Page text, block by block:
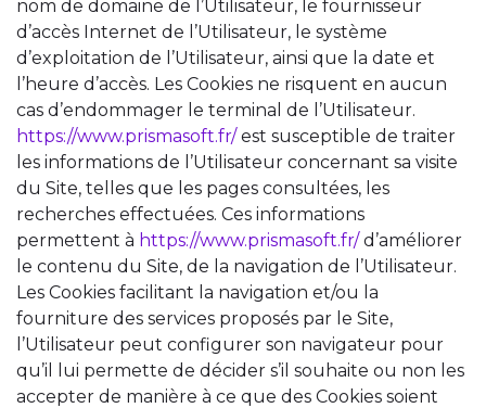
nom de domaine de l’Utilisateur, le fournisseur
d’accès Internet de l’Utilisateur, le système
d’exploitation de l’Utilisateur, ainsi que la date et
l’heure d’accès. Les Cookies ne risquent en aucun
cas d’endommager le terminal de l’Utilisateur.
https://www.prismasoft.fr/est susceptible de traiter
les informations de l’Utilisateur concernant sa visite
du Site, telles que les pages consultées, les
recherches effectuées. Ces informations
permettent à https://www.prismasoft.fr/d’améliorer
le contenu du Site, de la navigation de l’Utilisateur.
Les Cookies facilitant la navigation et/ou la
fourniture des services proposés par le Site,
l’Utilisateur peut configurer son navigateur pour
qu’il lui permette de décider s’il souhaite ou non les
accepter de manière à ce que des Cookies soient